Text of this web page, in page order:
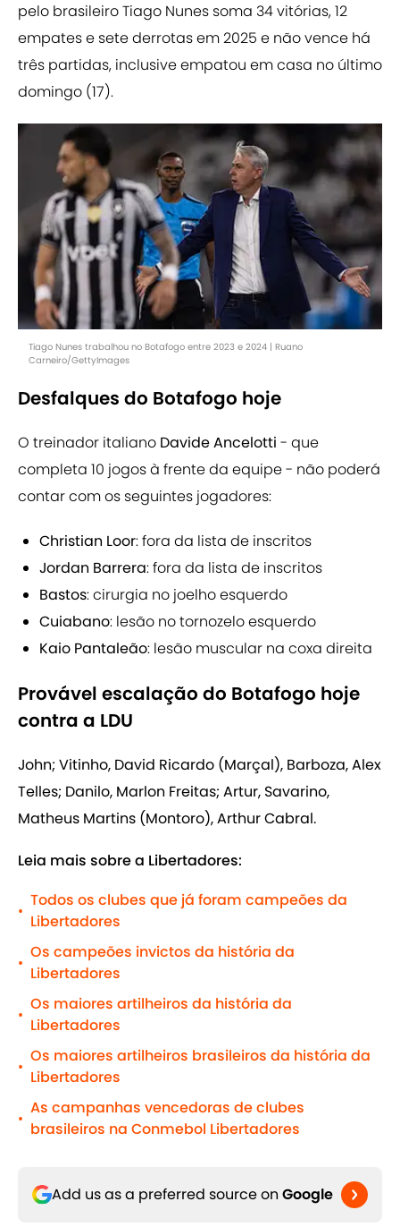
pelo brasileiro Tiago Nunes soma 34 vitórias, 12
empates e sete derrotas em 2025 e não vence há
três partidas, inclusive empatou em casa no último
domingo (17).
Tiago Nunes trabalhou no Botafogo entre 2023 e 2024 | Ruano
Carneiro/GettyImages
Desfalques do Botafogo hoje
O treinador italiano Davide Ancelotti - que
completa 10 jogos à frente da equipe - não poderá
contar com os seguintes jogadores:
Christian Loor: fora da lista de inscritos
Jordan Barrera: fora da lista de inscritos
Bastos: cirurgia no joelho esquerdo
Cuiabano: lesão no tornozelo esquerdo
Kaio Pantaleão: lesão muscular na coxa direita
Provável escalação do Botafogo hoje
contra a LDU
John; Vitinho, David Ricardo (Marçal), Barboza, Alex
Telles; Danilo, Marlon Freitas; Artur, Savarino,
Matheus Martins (Montoro), Arthur Cabral.
Leia mais sobre a Libertadores:
•
Todos os clubes que já foram campeões da
Libertadores
•
Os campeões invictos da história da
Libertadores
•
Os maiores artilheiros da história da
Libertadores
•
Os maiores artilheiros brasileiros da história da
Libertadores
•
As campanhas vencedoras de clubes
brasileiros na Conmebol Libertadores
Add us as a preferred source on Google